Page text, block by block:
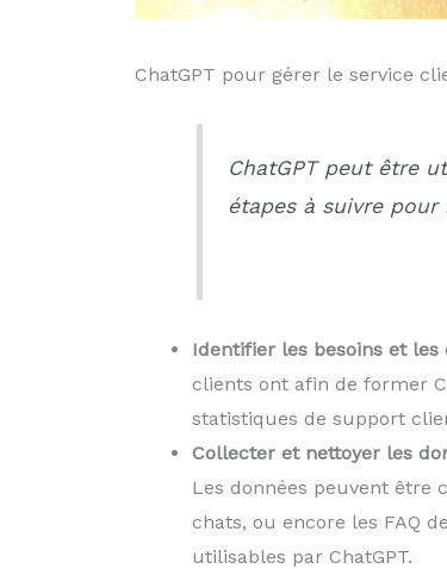
ChatGPT pour gérer le service
ChatGPT peut être
étapes à suivre
Identifier les besoins et
clients ont afin de former
statistiques de support
Collecter et nettoyer les
Les données peuvent être
chats, ou encore les FAQ
utilisables par ChatGPT.